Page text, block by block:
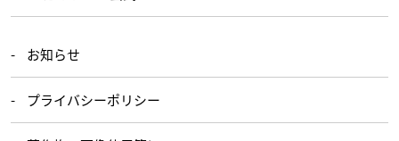
お知らせ
プライバシーポリシー